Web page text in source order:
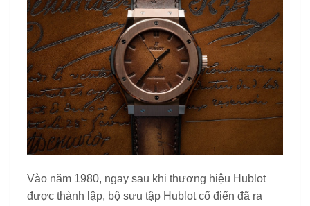
Vào năm 1980, ngay sau khi thương hiệu Hublot
được thành lập, bộ sưu tập Hublot cổ điển đã ra